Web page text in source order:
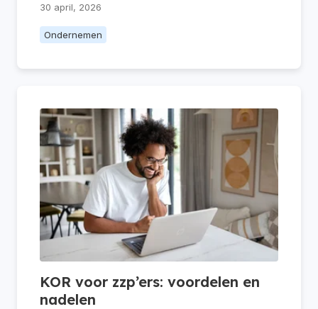
30 april, 2026
Ondernemen
KOR voor zzp’ers: voordelen en
nadelen